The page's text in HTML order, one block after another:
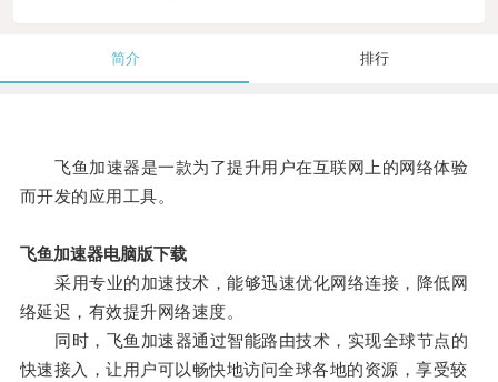
简介 排行
飞鱼加速器是一款为了提升用户在互联网上的网络体验
而开发的应用工具。
飞鱼加速器电脑版下载
采用专业的加速技术，能够迅速优化网络连接，降低网
络延迟，有效提升网络速度。
同时，飞鱼加速器通过智能路由技术，实现全球节点的
快速接入，让用户可以畅快地访问全球各地的资源，享受较